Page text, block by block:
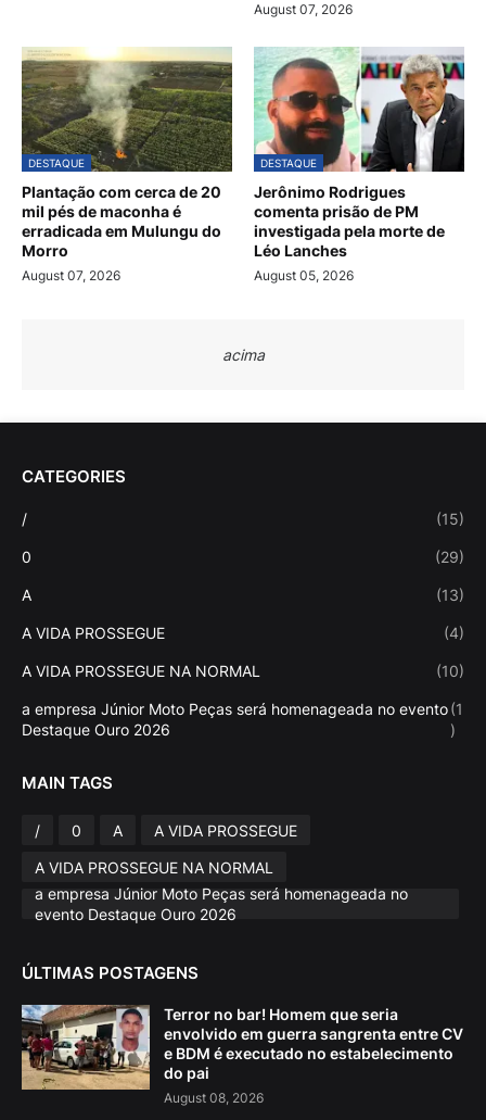
August 07, 2026
DESTAQUE
Plantação com cerca de 20
mil pés de maconha é
erradicada em Mulungu do
Morro
August 07, 2026
DESTAQUE
Jerônimo Rodrigues
comenta prisão de PM
investigada pela morte de
Léo Lanches
August 05, 2026
acima
CATEGORIES
/ (15)
0 (29)
A (13)
A VIDA PROSSEGUE (4)
A VIDA PROSSEGUE NA NORMAL (10)
a empresa Júnior Moto Peças será homenageada no evento
Destaque Ouro 2026
(1
)
MAIN TAGS
/ 0 A
A VIDA PROSSEGUE
A VIDA PROSSEGUE NA NORMAL
a empresa Júnior Moto Peças será homenageada no
evento Destaque Ouro 2026
ÚLTIMAS POSTAGENS
Terror no bar! Homem que seria
envolvido em guerra sangrenta entre CV
e BDM é executado no estabelecimento
do pai
August 08, 2026